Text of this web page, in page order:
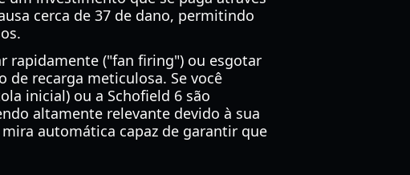
cerca de 37 de dano, permitindo
rapidamente ("fan firing") ou esgotar
recarga meticulosa. Se você
inicial) ou a Schofield 6 são
altamente relevante devido à sua
automática capaz de garantir que